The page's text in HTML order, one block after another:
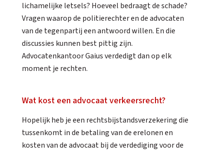
lichamelijke letsels? Hoeveel bedraagt de schade?
Vragen waarop de politierechter en de advocaten
van de tegenpartij een antwoord willen. En die
discussies kunnen best pittig zijn.
Advocatenkantoor Gaius verdedigt dan op elk
moment je rechten.
Wat kost een advocaat verkeersrecht?
Hopelijk heb je een rechtsbijstandsverzekering die
tussenkomt in de betaling van de erelonen en
kosten van de advocaat bij de verdediging voor de